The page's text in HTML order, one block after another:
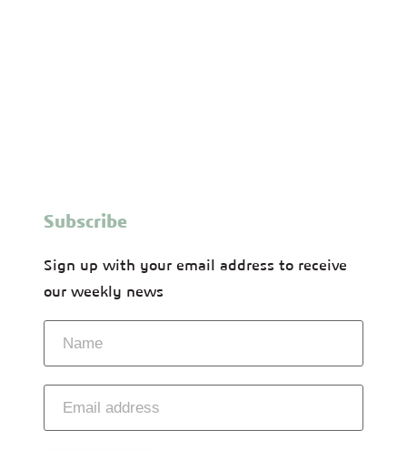
Subscribe
Sign up with your email address to receive
our weekly news